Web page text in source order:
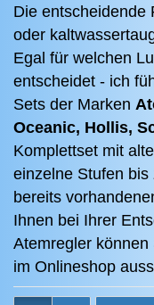
Die entscheidende
oder
Egal für welchen
entscheidet - ich
Sets der Marken
Oceanic, Hollis,
Komplettset mit
einzelne Stufen
bereits
Ihnen bei Ihrer
Atemregler
im Onlineshop